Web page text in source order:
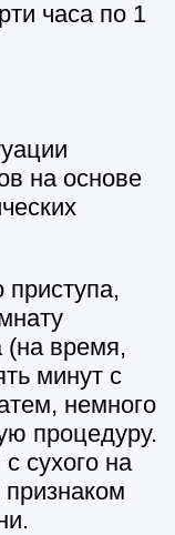
часа по 1
на основе
приступа,
(на время,
минут с
немного
процедуру.
сухого на